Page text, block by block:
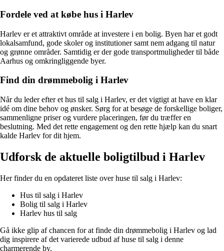
Fordele ved at købe hus i Harlev
Harlev er et attraktivt område at investere i en bolig. Byen har et godt
lokalsamfund, gode skoler og institutioner samt nem adgang til natur
og grønne områder. Samtidig er der gode transportmuligheder til både
Aarhus og omkringliggende byer.
Find din drømmebolig i Harlev
Når du leder efter et hus til salg i Harlev, er det vigtigt at have en klar
idé om dine behov og ønsker. Sørg for at besøge de forskellige boliger,
sammenligne priser og vurdere placeringen, før du træffer en
beslutning. Med det rette engagement og den rette hjælp kan du snart
kalde Harlev for dit hjem.
Udforsk de aktuelle boligtilbud i Harlev
Her finder du en opdateret liste over huse til salg i Harlev:
Hus til salg i Harlev
Bolig til salg i Harlev
Harlev hus til salg
Gå ikke glip af chancen for at finde din drømmebolig i Harlev og lad
dig inspirere af det varierede udbud af huse til salg i denne
charmerende by.